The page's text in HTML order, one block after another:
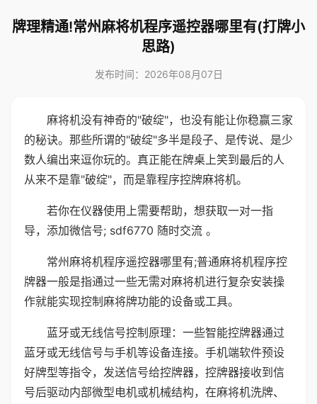
牌理精通!常州麻将机程序遥控器哪里有(打牌小
思路)
发布时间：2026年08月07日
麻将机没有神奇的"破绽"，也没有能让你稳赢三家
的秘诀。那些所谓的"破绽"多半是段子、是传说、是少
数人编出来逗你玩的。真正能在牌桌上笑到最后的人
从来不是靠"破绽"，而是靠程序控牌麻将机。
若你在仪器使用上需要帮助，想获取一对一指
导，添加微信号; sdf6770 随时交流 。
常州麻将机程序遥控器哪里有;普通麻将机程序控
牌器一般是指通过一些无需对麻将机进行复杂安装操
作就能实现控制麻将牌功能的设备或工具。
蓝牙或无线信号控制原理：一些智能控牌器通过
蓝牙或无线信号与手机等设备连接。手机端软件预设
好牌型等指令，发送信号给控牌器，控牌器接收到信
号后驱动内部微型电机或机械结构，在麻将机洗牌、